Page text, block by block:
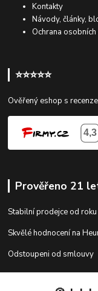
Kontakty
Návody, články,
Ochrana
⭐⭐⭐⭐⭐
Ověřený eshop s
Prověřeno 21
Stabilní prodejce od
Skvělé hodnocení na
Odstoupeni od smlouvy